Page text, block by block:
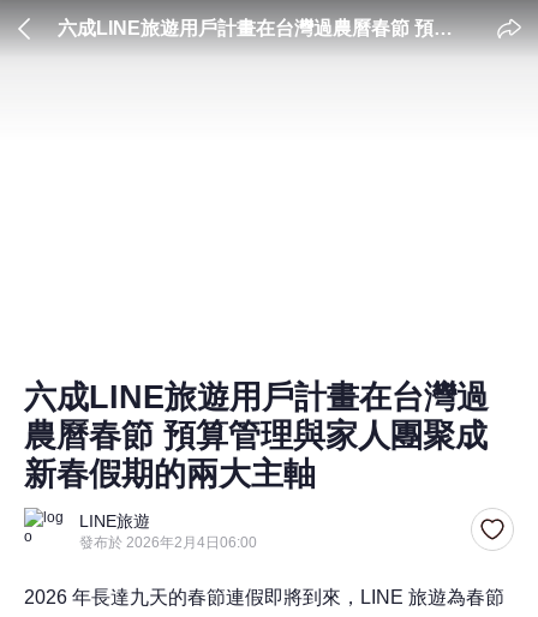
六成LINE旅遊用戶計畫在台灣過農曆春節 預算
管理與家人團聚成新春假期的兩大主軸
六成LINE旅遊用戶計畫在台灣過
農曆春節 預算管理與家人團聚成
新春假期的兩大主軸
LINE旅遊
發布於 2026年2月4日06:00
2026 年長達九天的春節連假即將到來， LINE 旅遊為春節